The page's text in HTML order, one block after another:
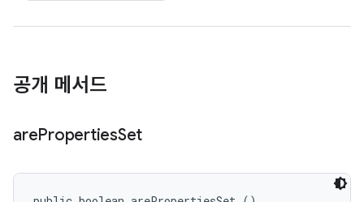
공개 메서드
arePropertiesSet